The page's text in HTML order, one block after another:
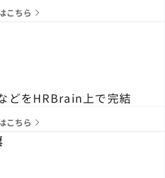
こちら
どをHRBrain上で完結
こちら